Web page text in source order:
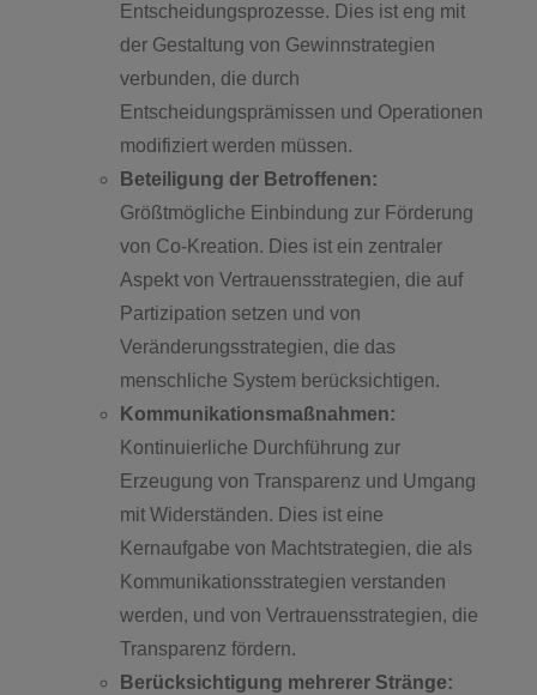
Entscheidungsprozesse. Dies ist eng mit
der Gestaltung von Gewinnstrategien
verbunden, die durch
Entscheidungsprämissen und Operationen
modifiziert werden müssen.
Beteiligung der Betroffenen:
Größtmögliche Einbindung zur Förderung
von Co-Kreation. Dies ist ein zentraler
Aspekt von Vertrauensstrategien, die auf
Partizipation setzen und von
Veränderungsstrategien, die das
menschliche System berücksichtigen.
Kommunikationsmaßnahmen:
Kontinuierliche Durchführung zur
Erzeugung von Transparenz und Umgang
mit Widerständen. Dies ist eine
Kernaufgabe von Machtstrategien, die als
Kommunikationsstrategien verstanden
werden, und von Vertrauensstrategien, die
Transparenz fördern.
Berücksichtigung mehrerer Stränge: